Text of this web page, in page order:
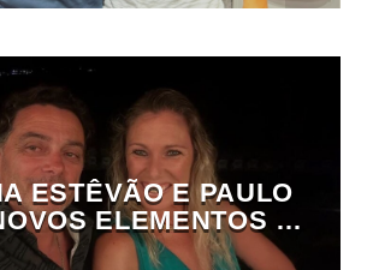
ESTÊVÃO E PAULO
ELEMENTOS DA
DA ON FM